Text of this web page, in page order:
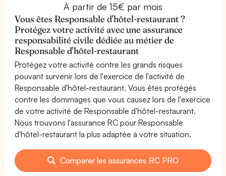
À partir de 15€ par mois
Vous êtes Responsable d'hôtel-restaurant ?
Protégez votre activité avec une assurance
responsabilité civile dédiée au métier de
Responsable d'hôtel-restaurant
Protégez votre activité contre les grands risques
pouvant survenir lors de l'exercice de l'activité de
Responsable d'hôtel-restaurant. Vous êtes protégés
contre les dommages que vous causez lors de l'exercice
de votre activité de Responsable d'hôtel-restaurant.
Nous trouvons l'assurance RC pour Responsable
d'hôtel-restaurant la plus adaptée à votre situation.
Comparer les assurances RC PRO